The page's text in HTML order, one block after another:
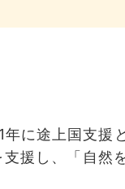
年に途上国支援
援し、「自然